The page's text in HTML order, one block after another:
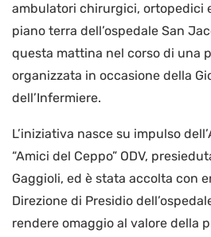
ambulatori chirurgici, ortopedici
piano terra dell’ospedale San
questa mattina nel corso di una
organizzata in occasione della
dell’Infermiere.
L’iniziativa nasce su impulso
“Amici del Ceppo” ODV,
Gaggioli, ed è stata accolta con
Direzione di Presidio
rendere omaggio al valore della